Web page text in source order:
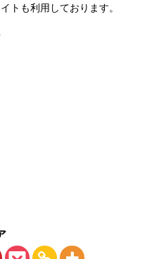
トも利用しております。